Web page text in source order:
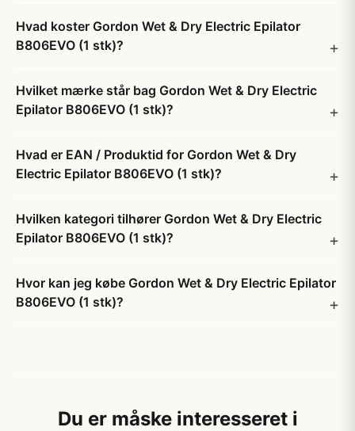
Hvad koster Gordon Wet & Dry Electric Epilator
B806EVO (1 stk)?
Hvilket mærke står bag Gordon Wet & Dry Electric
Epilator B806EVO (1 stk)?
Hvad er EAN / Produktid for Gordon Wet & Dry
Electric Epilator B806EVO (1 stk)?
Hvilken kategori tilhører Gordon Wet & Dry Electric
Epilator B806EVO (1 stk)?
Hvor kan jeg købe Gordon Wet & Dry Electric Epilator
B806EVO (1 stk)?
Du er måske interesseret i